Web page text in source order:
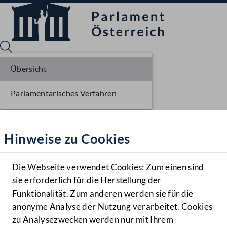
Hilfe
Benutzer
Navigationsmenü öffnen
MENÜ
Hinweise zu Cookies
Die Webseite verwendet Cookies: Zum einen sind
sie erforderlich für die Herstellung der
Funktionalität. Zum anderen werden sie für die
anonyme Analyse der Nutzung verarbeitet. Cookies
zu Analysezwecken werden nur mit Ihrem
Übersicht
Parlamentarisches Verfahren